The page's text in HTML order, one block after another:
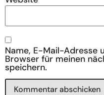
Name, E-Mail-Adresse
Browser für meinen
speichern.